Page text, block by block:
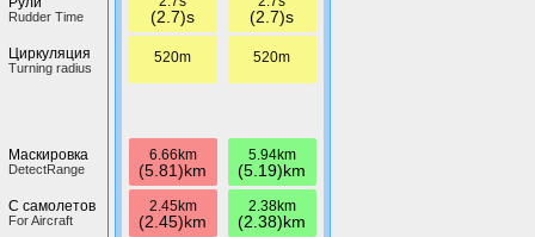
Rudder Time
Циркуляция
Turning radius
Маскировка
DetectRange
С самолетов
For Aircraft
(2.7)s
520m
6.66km
(5.81)km
2.45km
(2.45)km
(2.7)s
520m
5.94km
(5.19)km
2.38km
(2.38)km